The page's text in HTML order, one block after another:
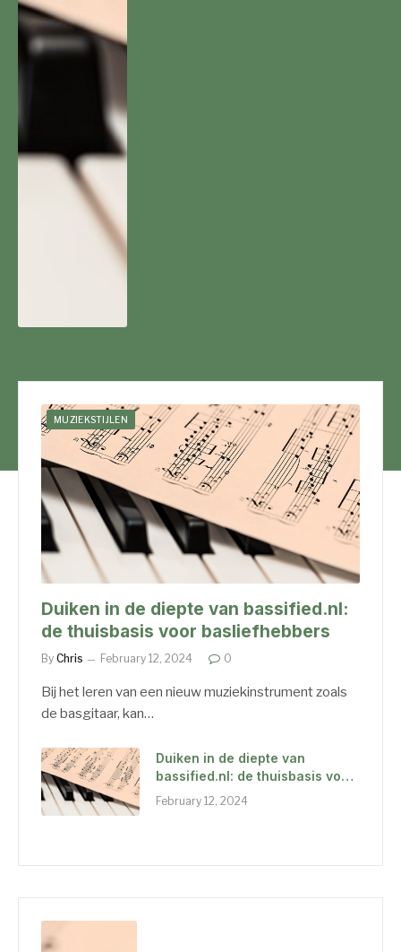
MUZIEKSTIJLEN
Duiken in de diepte van bassified.nl:
de thuisbasis voor basliefhebbers
By Chris February 12, 2024 0
Bij het leren van een nieuw muziekinstrument zoals
de basgitaar, kan…
Duiken in de diepte van
bassified.nl: de thuisbasis voor
basliefhebbers
February 12, 2024